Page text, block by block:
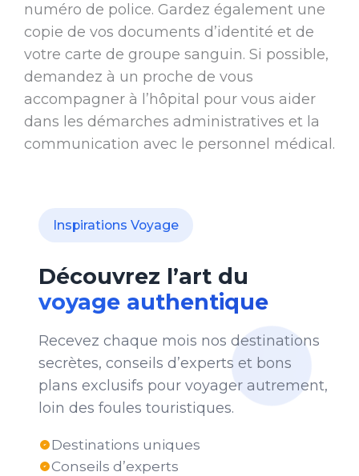
numéro de police. Gardez également une
copie de vos documents d’identité et de
votre carte de groupe sanguin. Si possible,
demandez à un proche de vous
accompagner à l’hôpital pour vous aider
dans les démarches administratives et la
communication avec le personnel médical.
Inspirations Voyage
Découvrez l’art du
voyage authentique
Recevez chaque mois nos destinations
secrètes, conseils d’experts et bons
plans exclusifs pour voyager autrement,
loin des foules touristiques.
Destinations uniques
Conseils d’experts